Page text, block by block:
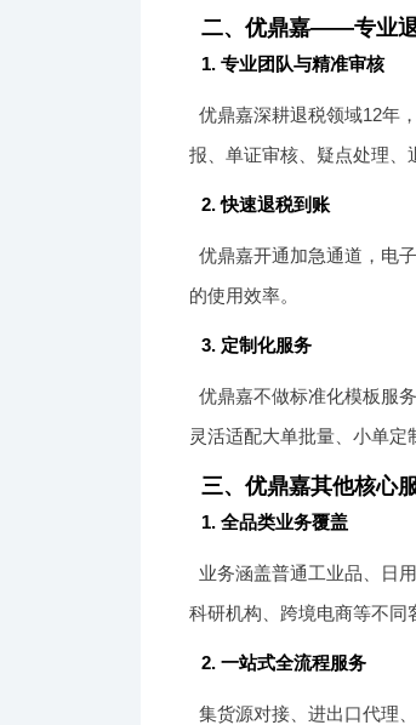
二、优鼎嘉——专业
1. 专业团队与精准审核
优鼎嘉深耕退税领域12年
报、单证审核、疑点处理、
2. 快速退税到账
优鼎嘉开通加急通道，电
的使用效率。
3. 定制化服务
优鼎嘉不做标准化模板服
灵活适配大单批量、小单定
三、优鼎嘉其他核心
1. 全品类业务覆盖
业务涵盖普通工业品、日
科研机构、跨境电商等不同
2. 一站式全流程服务
集货源对接、进出口代理